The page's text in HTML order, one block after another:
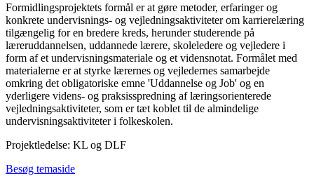
Formidlingsprojektets formål er at gøre metoder, erfaringer og
konkrete undervisnings- og vejledningsaktiviteter om karrierelæring
tilgængelig for en bredere kreds, herunder studerende på
læreruddannelsen, uddannede lærere, skoleledere og vejledere i
form af et undervisningsmateriale og et vidensnotat. Formålet med
materialerne er at styrke lærernes og vejledernes samarbejde
omkring det obligatoriske emne 'Uddannelse og Job' og en
yderligere videns- og praksisspredning af læringsorienterede
vejledningsaktiviteter, som er tæt koblet til de almindelige
undervisningsaktiviteter i folkeskolen.
Projektledelse: KL og DLF
Besøg temaside